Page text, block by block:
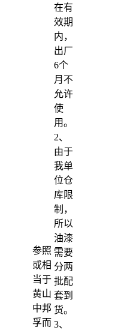
参照
或相
当于
黄山
中邦
孚而
在有
效期
内，
出厂
6个
月不
允许
使
用。
2、
由于
我单
位仓
库限
制，
所以
油漆
需要
分两
批配
套到
货。
3、